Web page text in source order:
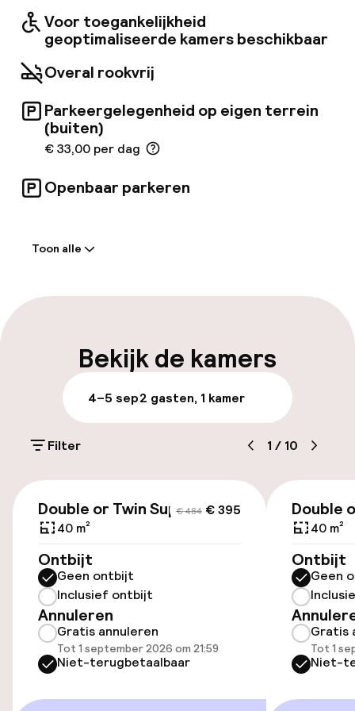
Voor toegankelijkheid
geoptimaliseerde kamers beschikbaar
Overal rookvrij
Parkeergelegenheid op eigen terrein
(buiten)
€ 33,00 per dag
Openbaar parkeren
Laat uitchecken mogelijk
Bagageruimte
Parkeren & mobiliteit
(buiten)
€ 33,00 per dag
Openbaar parkeren
Luchthavenshuttle
Transferservice
Toon alle
Bekijk de kamers
4–5 sep2 gasten, 1 kamer
Filter 1 / 10
€ 484 € 395
Double or Twin Superior
40 m²
Ontbijt
Geen ontbijt
Inclusief ontbijt
Annuleren
Gratis annuleren
Tot 1 september 2026 om 21:59
Niet-terugbetaalbaar
Double
40 m²
Ontbijt
Geen
Gratis
Tot 1
Niet-